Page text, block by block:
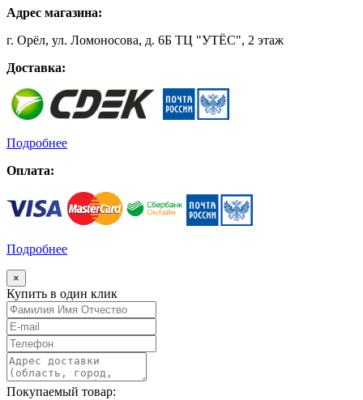
Адрес магазина:
г. Орёл, ул. Ломоносова, д. 6Б ТЦ "УТЁС", 2 этаж
Доставка:
Подробнее
Оплата:
Подробнее
×
Купить в один клик
Покупаемый товар: